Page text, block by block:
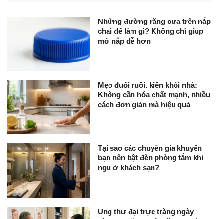
Những đường răng cưa trên nắp
chai để làm gì? Không chỉ giúp
mở nắp dễ hơn
Mẹo đuổi ruồi, kiến khỏi nhà:
Không cần hóa chất mạnh, nhiều
cách đơn giản mà hiệu quả
Tại sao các chuyên gia khuyên
bạn nên bật đèn phòng tắm khi
ngủ ở khách sạn?
Ung thư đại trực tràng ngày